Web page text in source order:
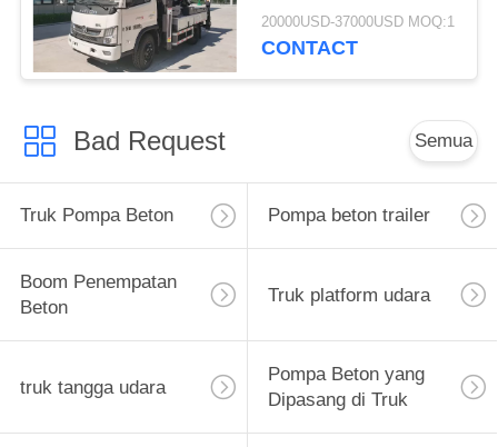
Dipasang Platform Lift
29m Platform Kerja
20000USD-37000USD MOQ:1
CONTACT
Bad Request Semua
Truk Pompa Beton Pompa beton trailer
Boom Penempatan
Beton
Truk platform udara
truk tangga udara
Pompa Beton yang
Dipasang di Truk